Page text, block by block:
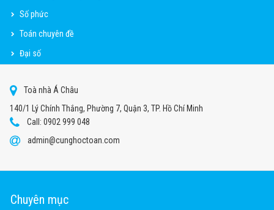
Số phức
Toán chuyên đề
Đại số
Toà nhà Á Châu
140/1 Lý Chính Thắng, Phường 7, Quận 3, TP. Hồ Chí Minh
Call: 0902 999 048
admin@cunghoctoan.com
Chuyên mục